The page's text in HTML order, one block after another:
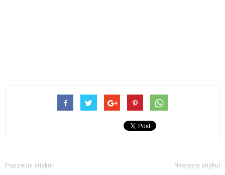
Poprzedni artykuł Następny artykuł